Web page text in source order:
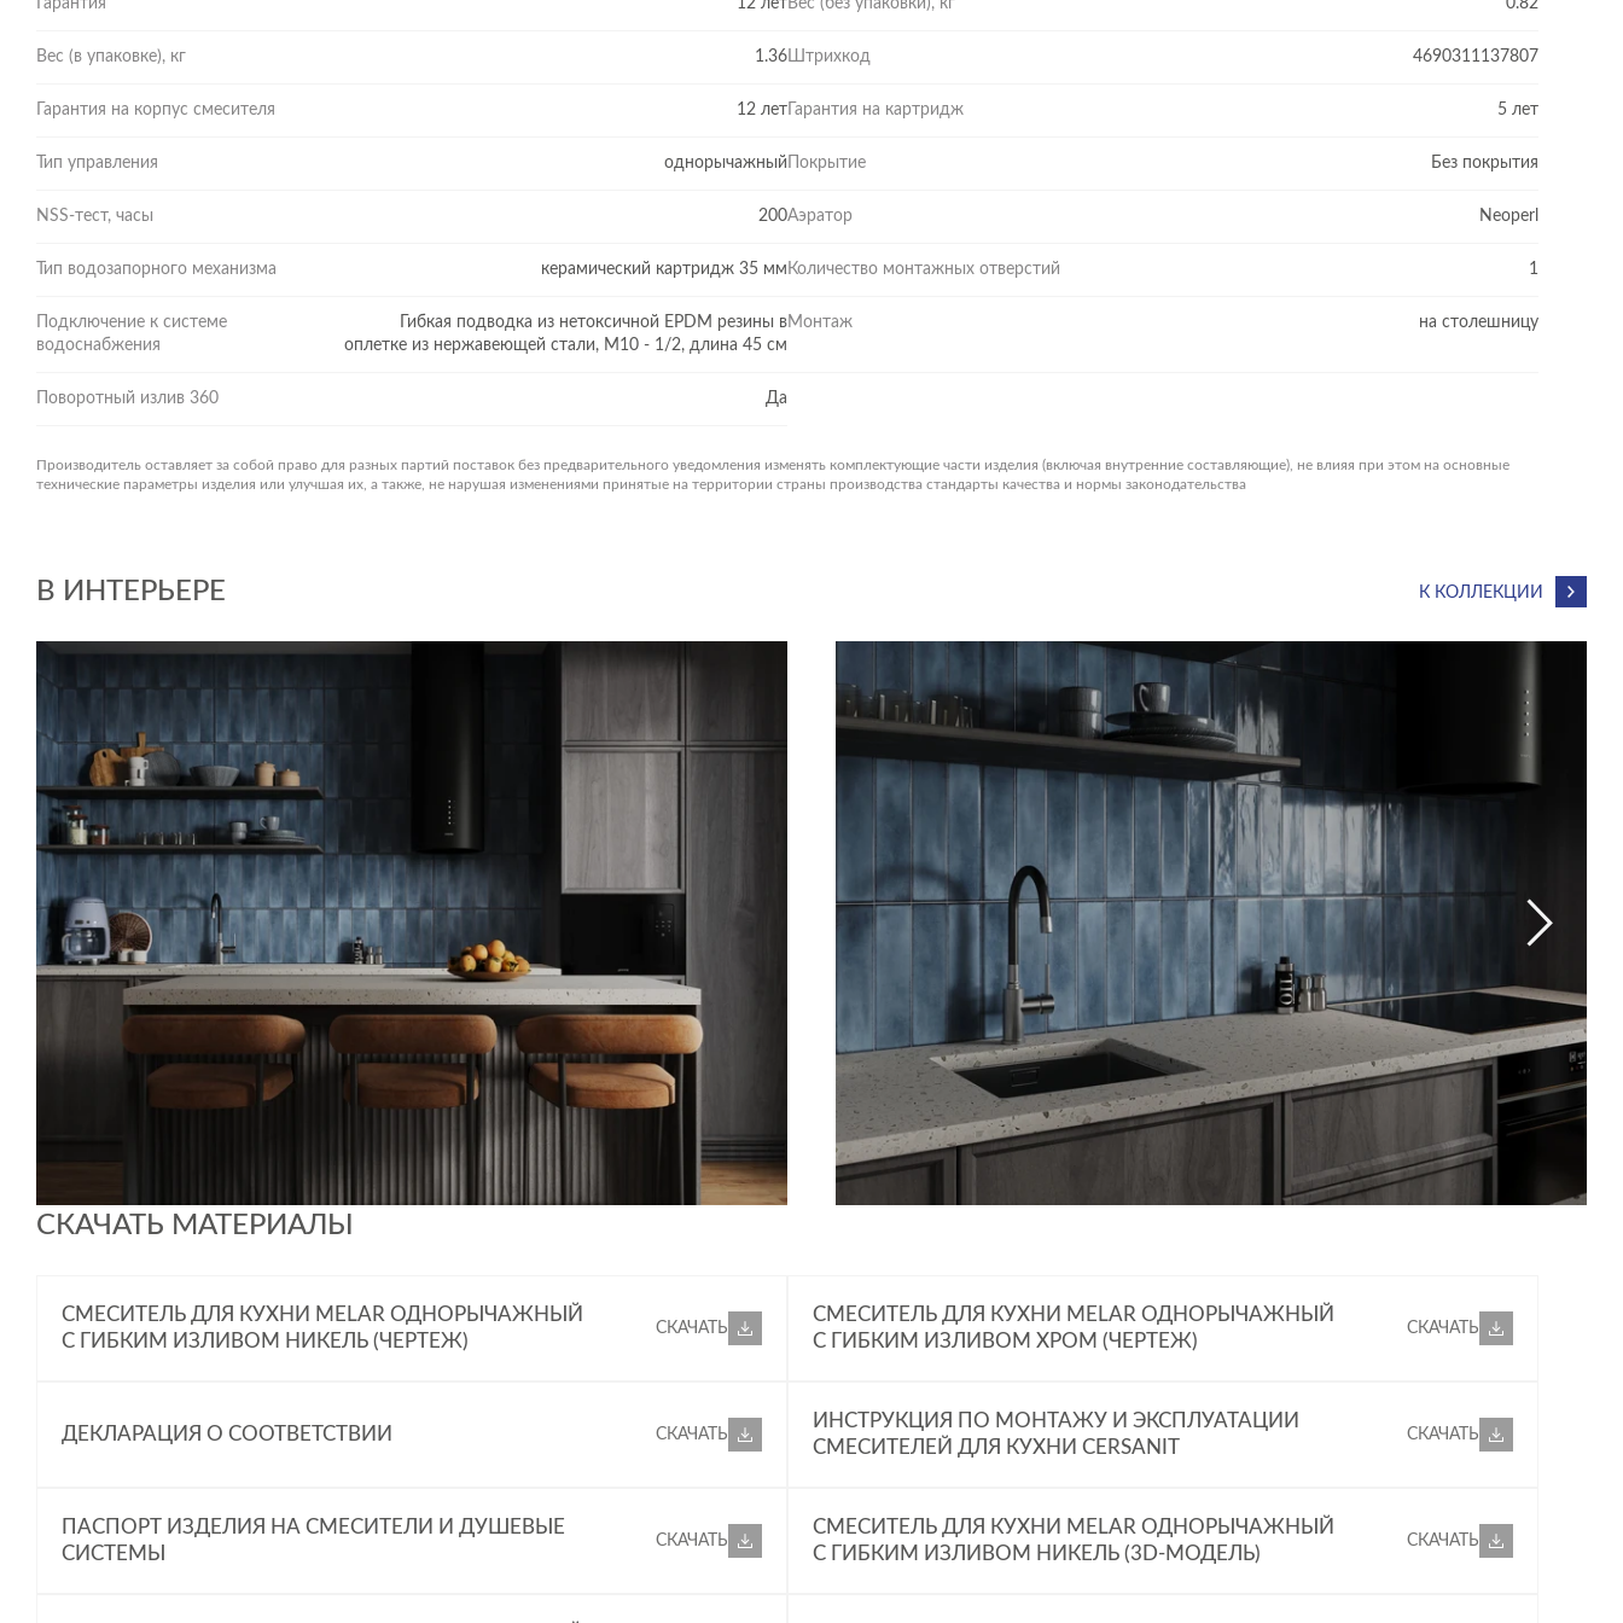
ЭФФЕКТИВНАЯ ЭКОНОМИЯ
Смеситель оснащен аэратором Neoperl, обеспечивающим стабильно ровный поток воды даже при плохом напоре. Он позволяет экономить до 50% воды по сравнению с
Смеситель оснащен стандартной подводкой с диаметром подключения 1/2 дюйма, что избавляет от трудностей при монтаже.
Гарантия 12 летВес (без упаковки), кг 0.82
Вес (в упаковке), кг 1.36Штрихкод 4690311137807
Гарантия на корпус смесителя 12 лет Гарантия на картридж 5 лет
Тип управления однорычажный Покрытие Без покрытия
NSS-тест, часы 200Аэратор Neoperl
Тип водозапорного механизма керамический картридж 35 мм Количество монтажных отверстий 1
Подключение к системе
водоснабжения
Гибкая подводка из нетоксичной EPDM резины в
оплетке из нержавеющей стали, М10 - 1/2, длина 45 см
Монтаж на столешницу
Поворотный излив 360 Да
Производитель оставляет за собой право для разных партий поставок без предварительного уведомления изменять комплектующие части изделия (включая внутренние составляющие), не влияя при этом на основные
технические параметры изделия или улучшая их, а также, не нарушая изменениями принятые на территории страны производства стандарты качества и нормы законодательства
В ИНТЕРЬЕРЕ К КОЛЛЕКЦИИ
СКАЧАТЬ МАТЕРИАЛЫ
СМЕСИТЕЛЬ ДЛЯ КУХНИ MELAR ОДНОРЫЧАЖНЫЙ
С ГИБКИМ ИЗЛИВОМ НИКЕЛЬ (ЧЕРТЕЖ)
СКАЧАТЬ
СМЕСИТЕЛЬ ДЛЯ КУХНИ MELAR ОДНОРЫЧАЖНЫЙ
С ГИБКИМ ИЗЛИВОМ ХРОМ (ЧЕРТЕЖ)
СКАЧАТЬ
ДЕКЛАРАЦИЯ О СООТВЕТСТВИИ СКАЧАТЬ
ИНСТРУКЦИЯ ПО МОНТАЖУ И ЭКСПЛУАТАЦИИ
СМЕСИТЕЛЕЙ ДЛЯ КУХНИ CERSANIT
СКАЧАТЬ
ПАСПОРТ ИЗДЕЛИЯ НА СМЕСИТЕЛИ И ДУШЕВЫЕ
СИСТЕМЫ
СКАЧАТЬ
СМЕСИТЕЛЬ ДЛЯ КУХНИ MELAR ОДНОРЫЧАЖНЫЙ
С ГИБКИМ ИЗЛИВОМ НИКЕЛЬ (3D-МОДЕЛЬ)
СКАЧАТЬ